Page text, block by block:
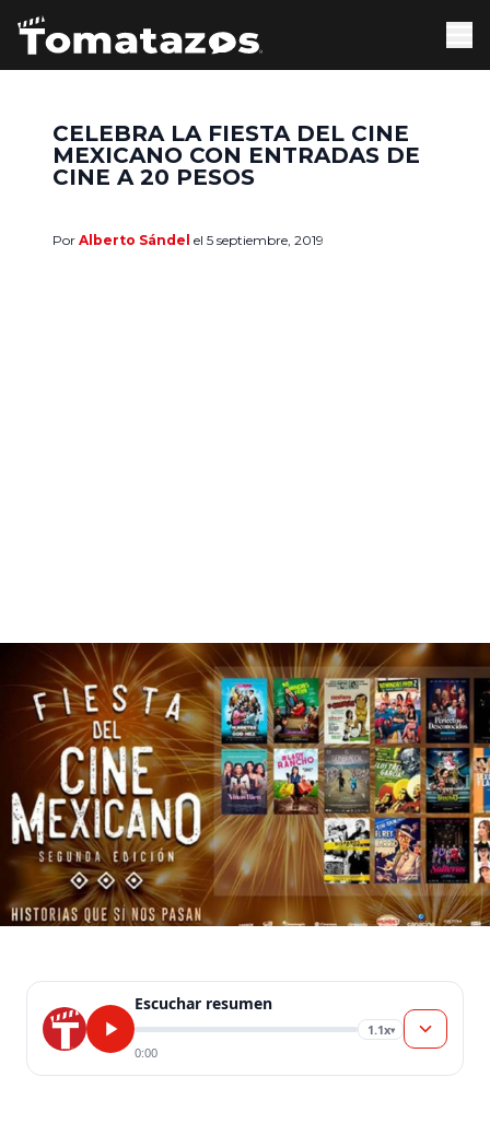
CELEBRA LA FIESTA DEL CINE
MEXICANO CON ENTRADAS DE
CINE A 20 PESOS
Por Alberto Sándel el 5 septiembre, 2019
Escuchar resumen
1.1x▾
0:00